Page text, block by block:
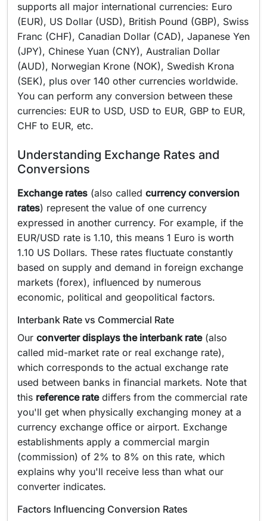
supports all major international currencies: Euro
(EUR), US Dollar (USD), British Pound (GBP), Swiss
Franc (CHF), Canadian Dollar (CAD), Japanese Yen
(JPY), Chinese Yuan (CNY), Australian Dollar
(AUD), Norwegian Krone (NOK), Swedish Krona
(SEK), plus over 140 other currencies worldwide.
You can perform any conversion between these
currencies: EUR to USD, USD to EUR, GBP to EUR,
CHF to EUR, etc.
Understanding Exchange Rates and
Conversions
Exchange rates (also called currency conversion
rates) represent the value of one currency
expressed in another currency. For example, if the
EUR/USD rate is 1.10, this means 1 Euro is worth
1.10 US Dollars. These rates fluctuate constantly
based on supply and demand in foreign exchange
markets (forex), influenced by numerous
economic, political and geopolitical factors.
Interbank Rate vs Commercial Rate
Our converter displays the interbank rate(also
called mid-market rate or real exchange rate),
which corresponds to the actual exchange rate
used between banks in financial markets. Note that
this reference ratediffers from the commercial rate
you'll get when physically exchanging money at a
currency exchange office or airport. Exchange
establishments apply a commercial margin
(commission) of 2% to 8% on this rate, which
explains why you'll receive less than what our
converter indicates.
Factors Influencing Conversion Rates